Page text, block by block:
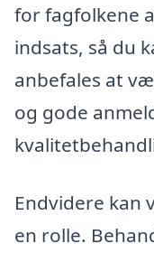
for fagfolkene
indsats, så du
anbefales at
og gode
Endvidere kan
en rolle.